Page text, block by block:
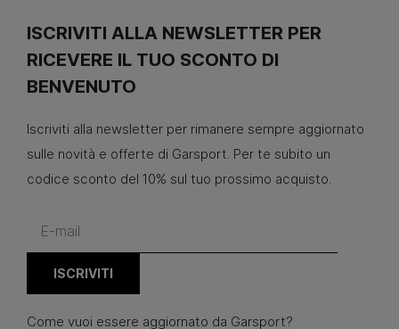
ISCRIVITI ALLA NEWSLETTER PER
RICEVERE IL TUO SCONTO DI
BENVENUTO
Iscriviti alla newsletter per rimanere sempre aggiornato
sulle novità e offerte di Garsport. Per te subito un
codice sconto del 10% sul tuo prossimo acquisto.
Come vuoi essere aggiornato da Garsport?